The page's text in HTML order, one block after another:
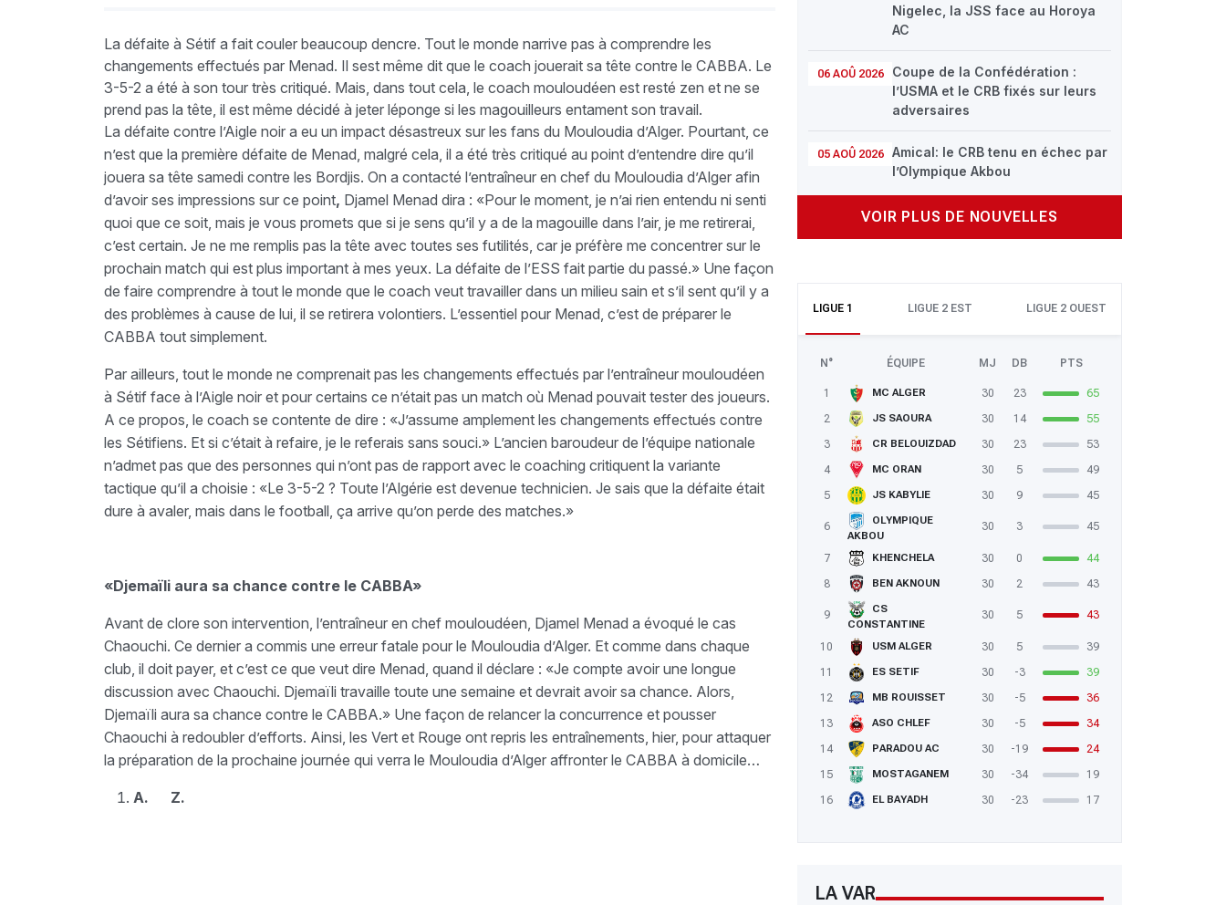
Nigelec, la JSS face au Horoya
AC
06 AOÛ 2026
Coupe de la Confédération :
l’USMA et le CRB fixés sur leurs
adversaires
05 AOÛ 2026
Amical: le CRB tenu en échec par
l’Olympique Akbou
VOIR PLUS DE NOUVELLES
LIGUE 1 LIGUE 2 EST LIGUE 2 OUEST
N° ÉQUIPE MJ DB PTS
1 MC ALGER 30 23
65
2
JS SAOURA 30 14
55
3
CR BELOUIZDAD 30 23
53
4
MC ORAN 30 5
49
5
JS KABYLIE 30 9 45
6
OLYMPIQUE
AKBOU
30 3 45
7 KHENCHELA 30 0
44
8
BEN AKNOUN 30 2 43
9
CS
CONSTANTINE
30 5 43
10 USM ALGER 30 5
39
11
ES SETIF 30 -3
39
12
MB ROUISSET 30 -5
36
13
ASO CHLEF 30 -5
34
14
PARADOU AC 30 -19
24
15
MOSTAGANEM 30 -34
19
16
EL BAYADH 30 -23 17
LA VAR
La défaite à Sétif a fait couler beaucoup dencre. Tout le monde narrive pas à comprendre les
changements effectués par Menad. Il sest même dit que le coach jouerait sa tête contre le CABBA. Le
3-5-2 a été à son tour très critiqué. Mais, dans tout cela, le coach mouloudéen est resté zen et ne se
prend pas la tête, il est même décidé à jeter léponge si les magouilleurs entament son travail.
La défaite contre l’Aigle noir a eu un impact désastreux sur les fans du Mouloudia d’Alger. Pourtant, ce
n’est que la première défaite de Menad, malgré cela, il a été très critiqué au point d’entendre dire qu’il
jouera sa tête samedi contre les Bordjis. On a contacté l’entraîneur en chef du Mouloudia d’Alger afin
d’avoir ses impressions sur ce point, Djamel Menad dira : «Pour le moment, je n’ai rien entendu ni senti
quoi que ce soit, mais je vous promets que si je sens qu’il y a de la magouille dans l’air, je me retirerai,
c’est certain. Je ne me remplis pas la tête avec toutes ses futilités, car je préfère me concentrer sur le
prochain match qui est plus important à mes yeux. La défaite de l’ESS fait partie du passé.» Une façon
de faire comprendre à tout le monde que le coach veut travailler dans un milieu sain et s’il sent qu’il y a
des problèmes à cause de lui, il se retirera volontiers. L’essentiel pour Menad, c’est de préparer le
CABBA tout simplement.
Par ailleurs, tout le monde ne comprenait pas les changements effectués par l’entraîneur mouloudéen
à Sétif face à l’Aigle noir et pour certains ce n’était pas un match où Menad pouvait tester des joueurs.
A ce propos, le coach se contente de dire : «J’assume amplement les changements effectués contre
les Sétifiens. Et si c’était à refaire, je le referais sans souci.» L’ancien baroudeur de l’équipe nationale
n’admet pas que des personnes qui n’ont pas de rapport avec le coaching critiquent la variante
tactique qu’il a choisie : «Le 3-5-2 ? Toute l’Algérie est devenue technicien. Je sais que la défaite était
dure à avaler, mais dans le football, ça arrive qu’on perde des matches.»
«Djemaïli aura sa chance contre le CABBA»
Avant de clore son intervention, l’entraîneur en chef mouloudéen, Djamel Menad a évoqué le cas
Chaouchi. Ce dernier a commis une erreur fatale pour le Mouloudia d’Alger. Et comme dans chaque
club, il doit payer, et c’est ce que veut dire Menad, quand il déclare : «Je compte avoir une longue
discussion avec Chaouchi. Djemaïli travaille toute une semaine et devrait avoir sa chance. Alors,
Djemaïli aura sa chance contre le CABBA.» Une façon de relancer la concurrence et pousser
Chaouchi à redoubler d’efforts. Ainsi, les Vert et Rouge ont repris les entraînements, hier, pour attaquer
la préparation de la prochaine journée qui verra le Mouloudia d’Alger affronter le CABBA à domicile…
A. Z.